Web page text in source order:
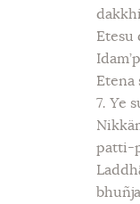
Etesu
Etena
7. Ye
patti-